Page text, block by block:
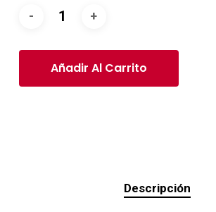
Añadir Al Carrito
Descripción